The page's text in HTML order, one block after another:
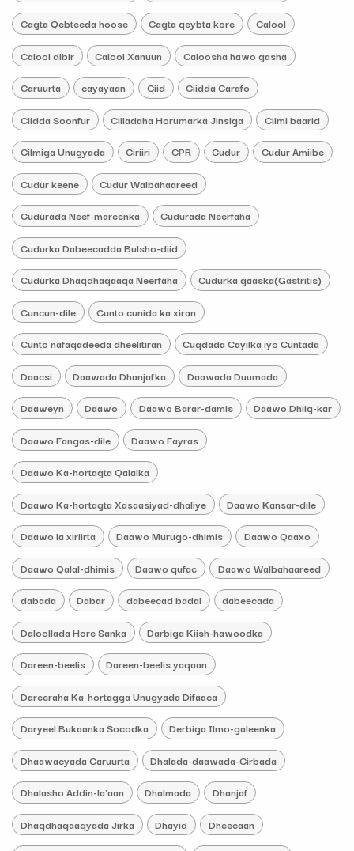
Cagta Qebteeda hoose Cagta qeybta kore Calool
Calool dibir Calool Xanuun Caloosha hawo gasha
Caruurta cayayaan Ciid Ciidda Carafo
Ciidda Soonfur Cilladaha Horumarka Jinsiga Cilmi baarid
Cilmiga Unugyada Ciriiri CPR Cudur Cudur Amiibe
Cudur keene Cudur Walbahaareed
Cudurada Neef-mareenka Cudurada Neerfaha
Cudurka Dabeecadda Bulsho-diid
Cudurka Dhaqdhaqaaqa Neerfaha Cudurka gaaska(Gastritis)
Cuncun-dile Cunto cunida ka xiran
Cunto nafaqadeeda dheelitiran Cuqdada Cayilka iyo Cuntada
Daacsi Daawada Dhanjafka Daawada Duumada
Daaweyn Daawo Daawo Barar-damis Daawo Dhiig-kar
Daawo Fangas-dile Daawo Fayras
Daawo Ka-hortagta Qalalka
Daawo Ka-hortagta Xasaasiyad-dhaliye Daawo Kansar-dile
Daawo la xiriirta Daawo Murugo-dhimis Daawo Qaaxo
Daawo Qalal-dhimis Daawo qufac Daawo Walbahaareed
dabada Dabar dabeecad badal dabeecada
Daloollada Hore Sanka Darbiga Kiish-hawoodka
Dareen-beelis Dareen-beelis yaqaan
Dareeraha Ka-hortagga Unugyada Difaaca
Daryeel Bukaanka Socodka Derbiga Ilmo-galeenka
Dhaawacyada Caruurta Dhalada-daawada-Cirbada
Dhalasho Addin-la’aan Dhalmada Dhanjaf
Dhaqdhaqaaqyada Jirka Dhayid Dheecaan